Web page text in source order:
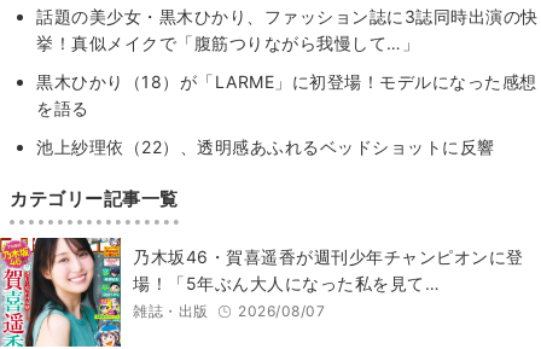
話題の美少女・黒木ひかり、ファッション誌に3誌同時出演の快
挙！真似メイクで「腹筋つりながら我慢して…」
黒木ひかり（18）が「LARME」に初登場！モデルになった感想
を語る
池上紗理依（22）、透明感あふれるベッドショットに反響
カテゴリー記事一覧
乃木坂46・賀喜遥香が週刊少年チャンピオンに登
場！「5年ぶん大人になった私を見て…
雑誌・出版 2026/08/07